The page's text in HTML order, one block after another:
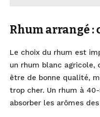
Rhum arrangé
Le choix du rhum est
un rhum blanc
être de bonne qualité,
trop cher. Un rhum à
absorber les arômes